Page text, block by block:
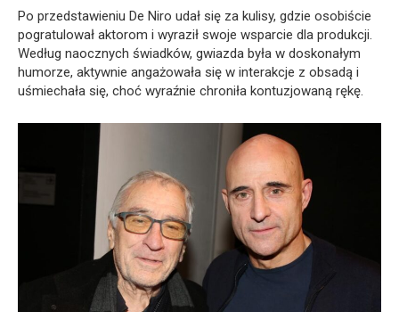
Po przedstawieniu De Niro udał się za kulisy, gdzie osobiście
pogratulował aktorom i wyraził swoje wsparcie dla produkcji.
Według naocznych świadków, gwiazda była w doskonałym
humorze, aktywnie angażowała się w interakcje z obsadą i
uśmiechała się, choć wyraźnie chroniła kontuzjowaną rękę.